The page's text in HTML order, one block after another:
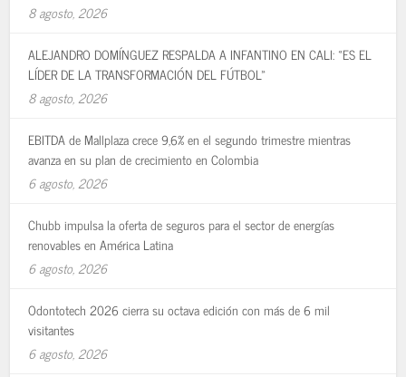
8 agosto, 2026
ALEJANDRO DOMÍNGUEZ RESPALDA A INFANTINO EN CALI: «ES EL
LÍDER DE LA TRANSFORMACIÓN DEL FÚTBOL»
8 agosto, 2026
EBITDA de Mallplaza crece 9,6% en el segundo trimestre mientras
avanza en su plan de crecimiento en Colombia
6 agosto, 2026
Chubb impulsa la oferta de seguros para el sector de energías
renovables en América Latina
6 agosto, 2026
Odontotech 2026 cierra su octava edición con más de 6 mil
visitantes
6 agosto, 2026